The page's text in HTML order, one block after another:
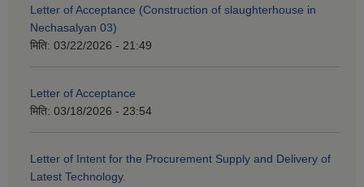
Letter of Acceptance (Construction of slaughterhouse in
Nechasalyan 03)
मिति: 03/22/2026 - 21:49
Letter of Acceptance
मिति: 03/18/2026 - 23:54
Letter of Intent for the Procurement Supply and Delivery of
Latest Technology.